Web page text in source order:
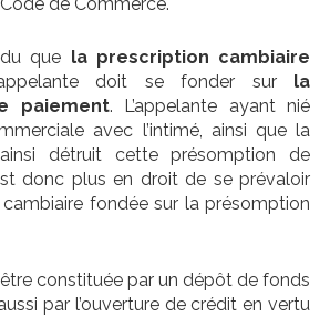
de Commerce.
que la prescription cambiaire
doit se fonder sur la
paiement. L’appelante ayant nié
avec l’intimé, ainsi que la
détruit cette présomption de
donc plus en droit de se prévaloir
fondée sur la présomption
constituée par un dépôt de fonds
par l’ouverture de crédit en vertu